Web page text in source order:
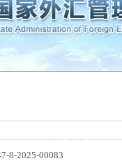
8-2025-00083